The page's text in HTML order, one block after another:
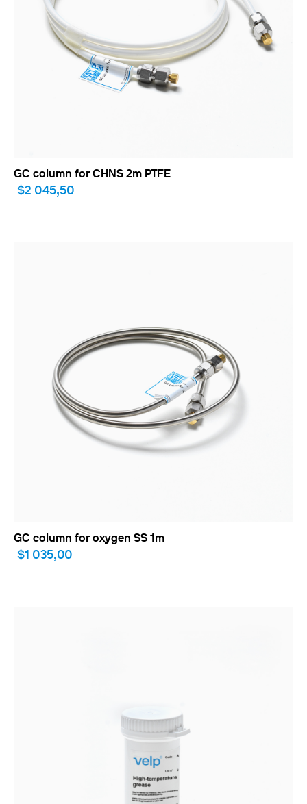
GC column for CHNS 2m PTFE
$2 045,50
GC column for oxygen SS 1m
$1 035,00